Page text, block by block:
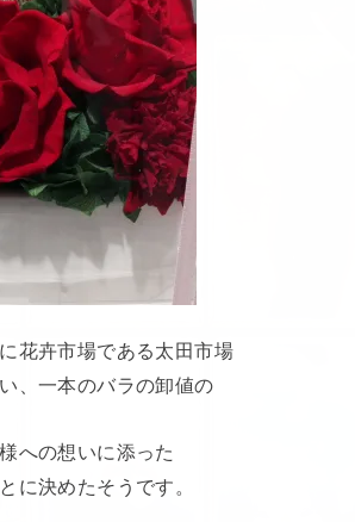
花卉市場である太田市場
、一本のバラの卸値の
への想いに添った
に決めたそうです。